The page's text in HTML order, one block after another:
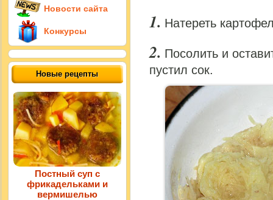
Натереть
Посолить и
пустил сок.
Новости сайта
Конкурсы
Новые рецепты
Постный суп с
фрикадельками и
вермишелью